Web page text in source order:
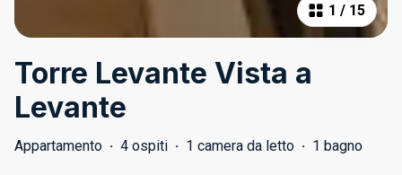
1 / 15
Torre Levante Vista a
Levante
Appartamento · 4 ospiti · 1 camera da letto · 1 bagno